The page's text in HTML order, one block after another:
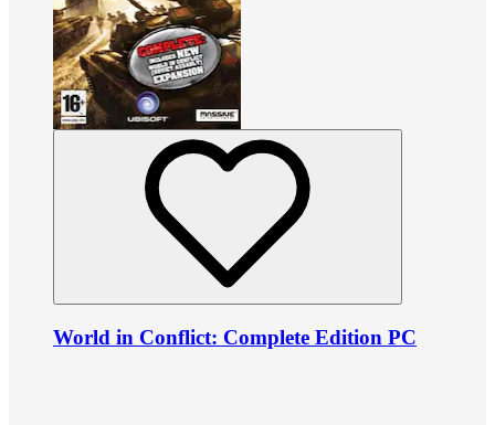
World in Conflict: Complete Edition PC